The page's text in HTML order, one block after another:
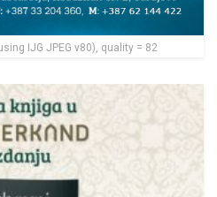
IJG JPEG v80), quality = 82